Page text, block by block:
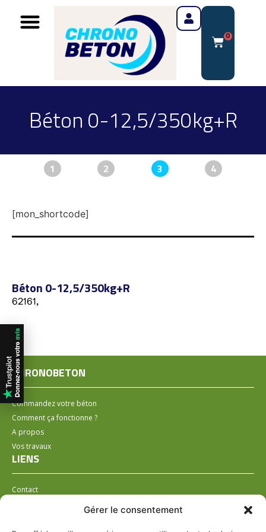
Gérer le consentement
0
Béton 0-12,5/350kg+R
1 2 3 4
[mon_shortcode]
Béton 0-12,5/350kg+R
62161,
CHRONOBETON
Commandez votre béton
Comment ça fonctionne ?
A propos
Vos travaux
LIENS
Contact